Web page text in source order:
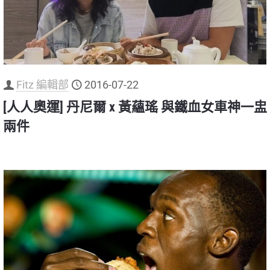
Fitz 編輯部 2016-07-22
[人人奧運] 丹尼爾 x 黃蘊瑤 與鐵血女車神一盅
兩件